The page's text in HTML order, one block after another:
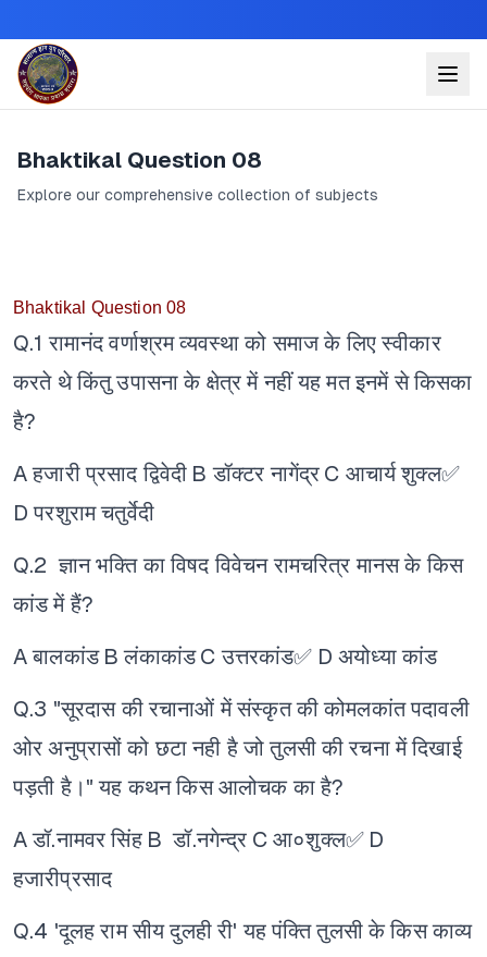
Bhaktikal Question 08
Explore our comprehensive collection of subjects
Bhaktikal Question 08
Q.1 रामानंद वर्णाश्रम व्यवस्था को समाज के लिए स्वीकार
करते थे किंतु उपासना के क्षेत्र में नहीं यह मत इनमें से किसका
है?
A हजारी प्रसाद द्विवेदी B डॉक्टर नागेंद्र C आचार्य शुक्ल✅
D परशुराम चतुर्वेदी
Q.2 ज्ञान भक्ति का विषद विवेचन रामचरित्र मानस के किस
कांड में हैं?
A बालकांड B लंकाकांड C उत्तरकांड✅ D अयोध्या कांड
Q.3 "सूरदास की रचानाओं में संस्कृत की कोमलकांत पदावली
ओर अनुप्रासों को छटा नही है जो तुलसी की रचना में दिखाई
पड़ती है।" यह कथन किस आलोचक का है?
A डॉ.नामवर सिंह B डॉ.नगेन्द्र C आ०शुक्ल✅ D
हजारीप्रसाद
Q.4 'दूलह राम सीय दुलही री' यह पंक्ति तुलसी के किस काव्य